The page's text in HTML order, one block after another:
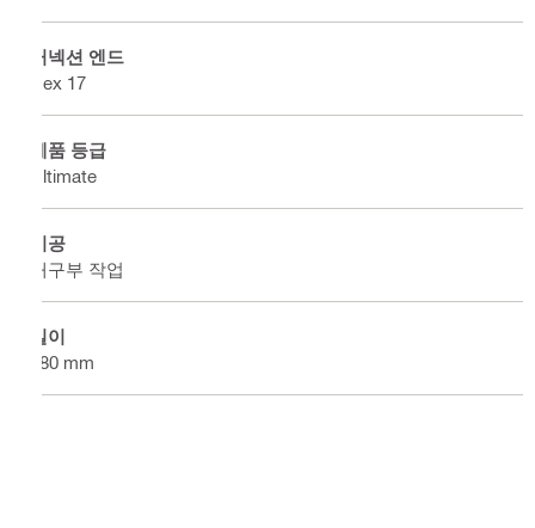
커넥션 엔드
Hex 17
제품 등급
Ultimate
시공
개구부 작업
길이
280 mm